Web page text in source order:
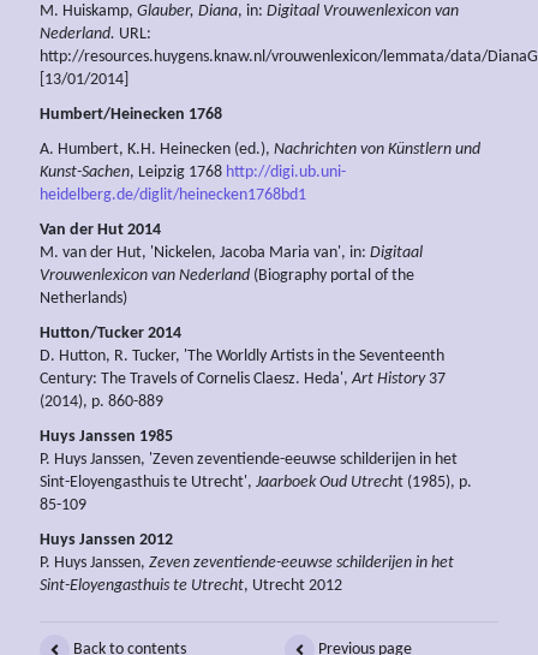
M. Huiskamp, Glauber, Diana, in: Digitaal Vrouwenlexicon van
Nederland. URL:
http://resources.huygens.knaw.nl/vrouwenlexicon/lemmata/data/
[13/01/2014]
Humbert/Heinecken 1768
A. Humbert, K.H. Heinecken (ed.), Nachrichten von Künstlern und
Kunst-Sachen, Leipzig 1768 http://digi.ub.uni-
heidelberg.de/diglit/heinecken1768bd1
Van der Hut 2014
M. van der Hut, 'Nickelen, Jacoba Maria van', in: Digitaal
Vrouwenlexicon van Nederland (Biography portal of the
Netherlands)
Hutton/Tucker 2014
D. Hutton, R. Tucker, 'The Worldly Artists in the Seventeenth
Century: The Travels of Cornelis Claesz. Heda', Art History37
(2014), p. 860-889
Huys Janssen 1985
P. Huys Janssen, 'Zeven zeventiende-eeuwse schilderijen in het
Sint-Eloyengasthuis te Utrecht', Jaarboek Oud Utrecht (1985), p.
85-109
Huys Janssen 2012
P. Huys Janssen, Zeven zeventiende-eeuwse schilderijen in het
Sint-Eloyengasthuis te Utrecht, Utrecht 2012
Back to contents
Previous page